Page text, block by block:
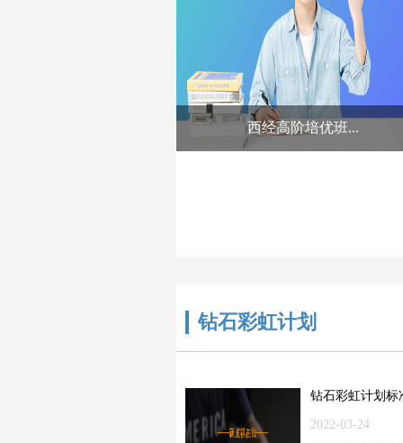
西经高阶培优班...
钻石彩虹计划
2022-03-24